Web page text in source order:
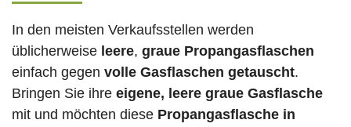
In den meisten Verkaufsstellen werden
üblicherweise leere, graue Propangasflaschen
einfach gegen volle Gasflaschen getauscht.
Bringen Sie ihre eigene, leere graue Gasflasche
mit und möchten diese Propangasflasche in